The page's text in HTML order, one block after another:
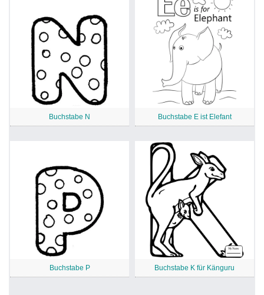
Buchstabe N Buchstabe E ist Elefant
Buchstabe P Buchstabe K für Känguru